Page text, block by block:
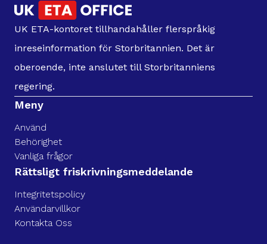
UK ETA-kontoret tillhandahåller flerspråkig
inreseinformation för Storbritannien. Det är
oberoende, inte anslutet till Storbritanniens
regering.
Meny
Använd
Behörighet
Vanliga frågor
Rättsligt friskrivningsmeddelande
Integritetspolicy
Användarvillkor
Kontakta Oss